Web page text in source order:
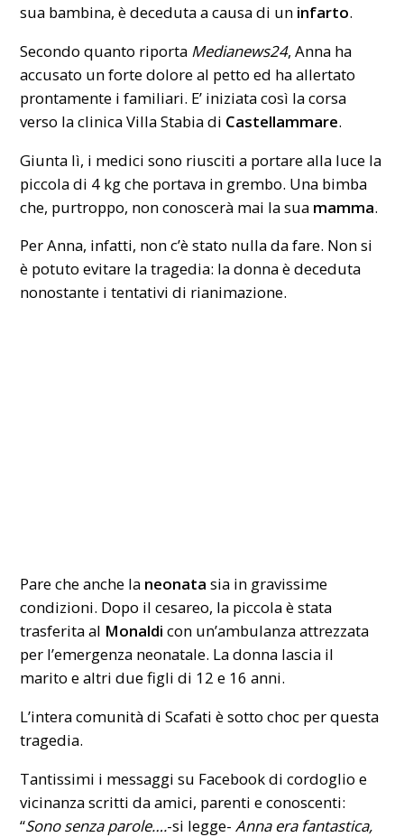
sua bambina, è deceduta a causa di un infarto.
Secondo quanto riporta Medianews24, Anna ha
accusato un forte dolore al petto ed ha allertato
prontamente i familiari. E’ iniziata così la corsa
verso la clinica Villa Stabia di Castellammare.
Giunta lì, i medici sono riusciti a portare alla luce la
piccola di 4 kg che portava in grembo. Una bimba
che, purtroppo, non conoscerà mai la sua mamma.
Per Anna, infatti, non c’è stato nulla da fare. Non si
è potuto evitare la tragedia: la donna è deceduta
nonostante i tentativi di rianimazione.
Pare che anche la neonata sia in gravissime
condizioni. Dopo il cesareo, la piccola è stata
trasferita al Monaldi con un’ambulanza attrezzata
per l’emergenza neonatale. La donna lascia il
marito e altri due figli di 12 e 16 anni.
L’intera comunità di Scafati è sotto choc per questa
tragedia.
Tantissimi i messaggi su Facebook di cordoglio e
vicinanza scritti da amici, parenti e conoscenti:
“Sono senza parole….-si legge-Anna era fantastica,